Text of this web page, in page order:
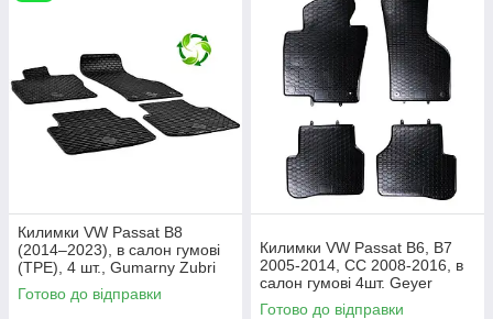
Килимки VW Passat B8
(2014–2023), в салон гумові
(TPE), 4 шт., Gumarny Zubri
Чехія (P219184)
Готово до відправки
Килимки VW Passat B6, B7
2005-2014, CC 2008-2016, в
салон гумові 4шт. Geyer
& Hosaja Польща (807/4C)
Готово до відправки